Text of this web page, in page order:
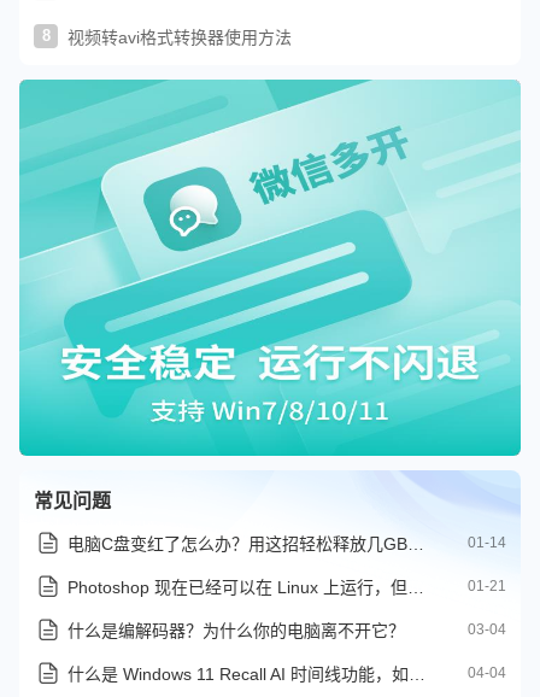
8 视频转avi格式转换器使用方法
常见问题
01-14
01-21
什么是编解码器？为什么你的电脑离不开它？ 03-04
04-04